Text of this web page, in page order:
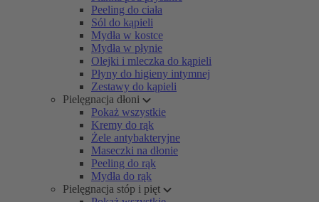
Peeling do ciała
Sól do kąpieli
Mydła w kostce
Mydła w płynie
Olejki i mleczka do kąpieli
Płyny do higieny intymnej
Zestawy do kąpieli
Pielęgnacja dłoni
Pokaż wszystkie
Kremy do rąk
Żele antybakteryjne
Maseczki na dłonie
Peeling do rąk
Mydła do rąk
Pielęgnacja stóp i pięt